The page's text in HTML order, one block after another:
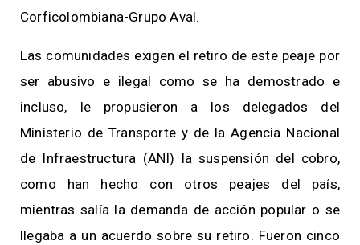
Corficolombiana-Grupo Aval.
Las comunidades exigen el retiro de este peaje por
ser abusivo e ilegal como se ha demostrado e
incluso, le propusieron a los delegados del
Ministerio de Transporte y de la Agencia Nacional
de Infraestructura (ANI) la suspensión del cobro,
como han hecho con otros peajes del país,
mientras salía la demanda de acción popular o se
llegaba a un acuerdo sobre su retiro. Fueron cinco